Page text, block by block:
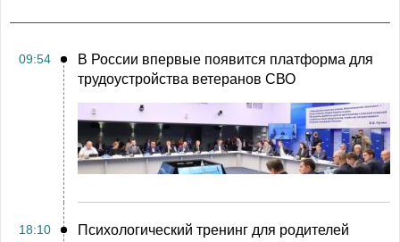
09:54
В России впервые появится платформа для
трудоустройства ветеранов СВО
18:10
Психологический тренинг для родителей